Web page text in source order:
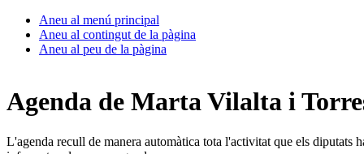
Aneu al menú principal
Aneu al contingut de la pàgina
Aneu al peu de la pàgina
Agenda de Marta Vilalta i
L'agenda recull de manera automàtica tota l'activitat que els diputats